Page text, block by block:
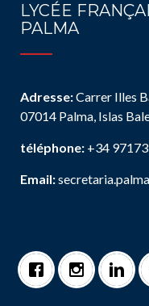
LYCÉE
PALMA
Adresse:Carrer Illes
07014 Palma, Islas
téléphone: +34
Email: